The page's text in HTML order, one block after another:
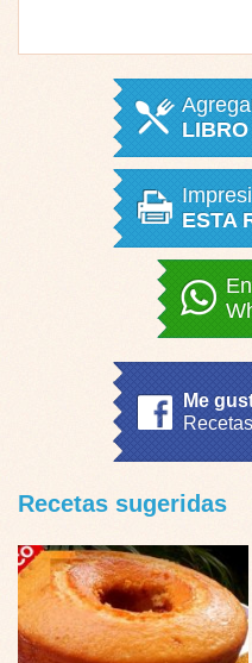
ESTA
Me
Recetas sugeridas